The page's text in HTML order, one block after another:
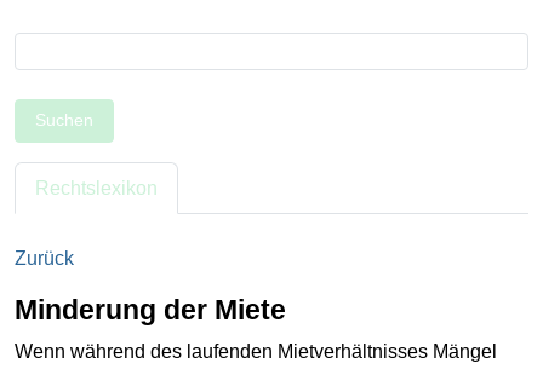
Suchen
Rechtslexikon
Zurück
Minderung der Miete
Wenn während des laufenden Mietverhältnisses Mängel